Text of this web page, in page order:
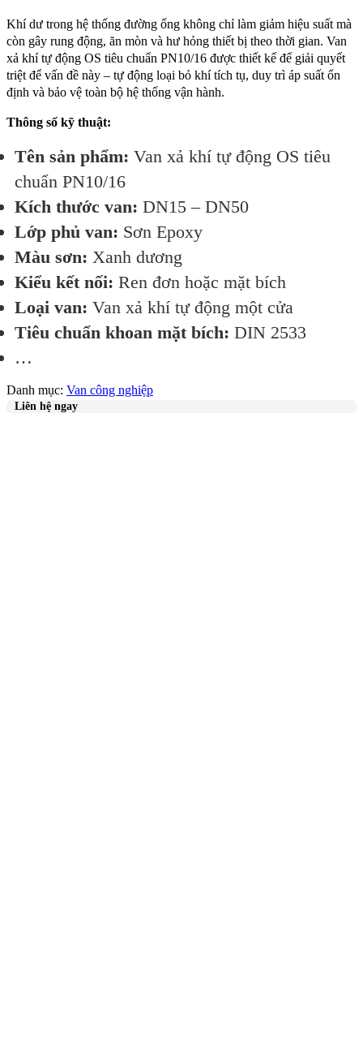
Khí dư trong hệ thống đường ống không chỉ làm giảm hiệu suất mà
còn gây rung động, ăn mòn và hư hỏng thiết bị theo thời gian. Van
xả khí tự động OS tiêu chuẩn PN10/16 được thiết kế để giải quyết
triệt để vấn đề này – tự động loại bỏ khí tích tụ, duy trì áp suất ổn
định và bảo vệ toàn bộ hệ thống vận hành.
Thông số kỹ thuật:
Tên sản phẩm: Van xả khí tự động OS tiêu
chuẩn PN10/16
Kích thước van: DN15 – DN50
Lớp phủ van: Sơn Epoxy
Màu sơn: Xanh dương
Kiểu kết nối: Ren đơn hoặc mặt bích
Loại van: Van xả khí tự động một cửa
Tiêu chuẩn khoan mặt bích: DIN 2533
…
Danh mục: Van công nghiệp
Liên hệ ngay